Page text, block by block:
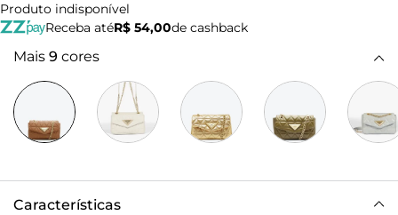
Produto indisponível
Receba atéR$ 54,00de cashback
Mais 9 cores
Características